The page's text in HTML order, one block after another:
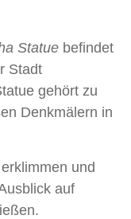
Statue befindet
Stadt
gehört zu
Denkmälern in
und
auf